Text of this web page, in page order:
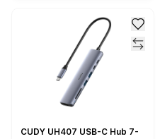
CUDY UH407 USB-C Hub 7-